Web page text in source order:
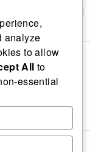
Trasferimenti dei
future
Reazioni post-
dei tifosi
Contratti dei
analyze
to allow
All to
essential